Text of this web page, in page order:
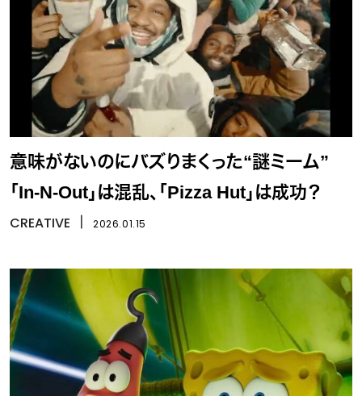
意味がないのにバズりまくった“謎ミーム”
「In-N-Out」は混乱、「Pizza Hut」は成功？
CREATIVE 2026.01.15